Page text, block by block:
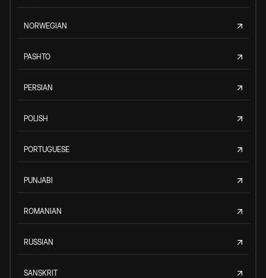
NORWEGIAN
PASHTO
PERSIAN
POLISH
PORTUGUESE
PUNJABI
ROMANIAN
RUSSIAN
SANSKRIT